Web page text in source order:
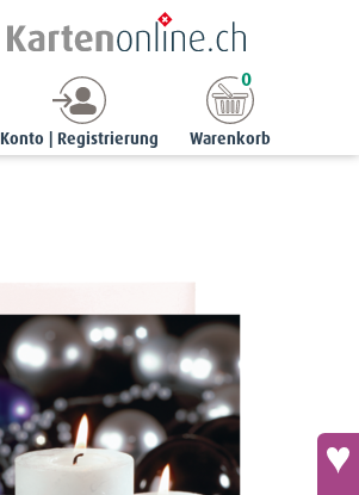
Konto | Registrierung Warenkorb
0
Noble-Karte - Kerzen in Adventsdeko